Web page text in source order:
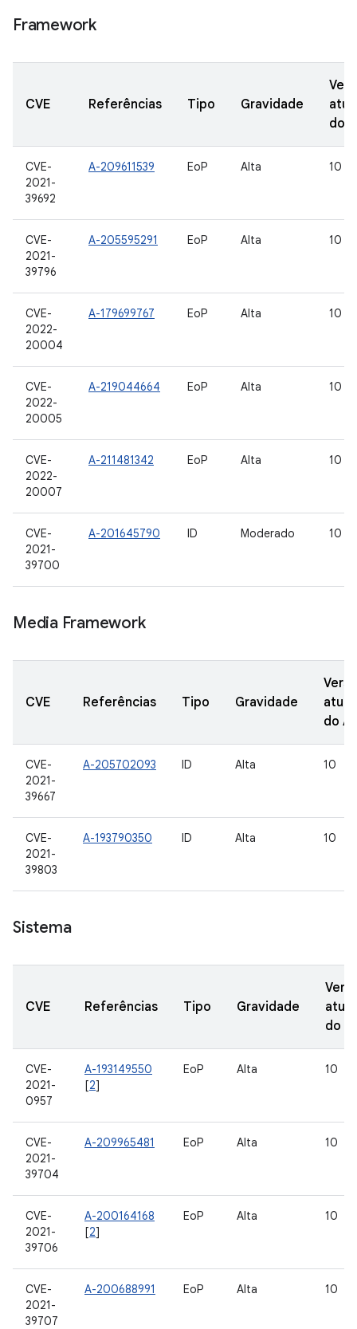
Framework
CVE Referências Tipo Gravidade
do
CVE-
2021-
39692
A-209611539 EoP Alta 10
CVE-
2021-
39796
A-205595291 EoP Alta 10
CVE-
2022-
20004
A-179699767 EoP Alta 10
CVE-
2022-
20005
A-219044664 EoP Alta 10
CVE-
2022-
20007
A-211481342 EoP Alta 10
CVE-
2021-
39700
A-201645790 ID Moderado 10
Media Framework
CVE Referências Tipo Gravidade
do
CVE-
2021-
39667
A-205702093 ID Alta 10
CVE-
2021-
39803
A-193790350 ID Alta 10
Sistema
CVE Referências Tipo Gravidade
do
CVE-
2021-
0957
A-193149550
[2]
EoP Alta 10
CVE-
2021-
39704
A-209965481 EoP Alta 10
CVE-
2021-
39706
A-200164168
[2]
EoP Alta 10
CVE-
2021-
39707
A-200688991 EoP Alta 10